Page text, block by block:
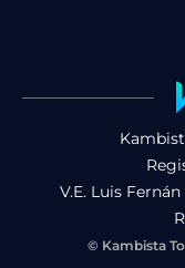
V.E. Luis
© Kambista